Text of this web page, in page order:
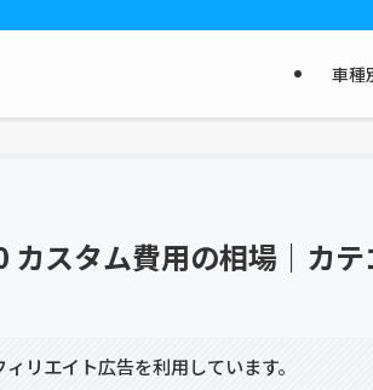
車種
カスタム費用の相場｜カ
リエイト広告を利用しています。